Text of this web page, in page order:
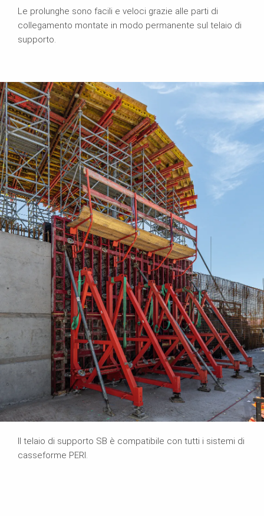
Le prolunghe sono facili e veloci grazie alle parti di
collegamento montate in modo permanente sul telaio di
supporto.
Il telaio di supporto SB è compatibile con tutti i sistemi di
casseforme PERI.